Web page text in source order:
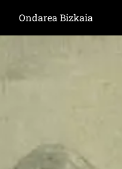
Ondarea Bizkaia